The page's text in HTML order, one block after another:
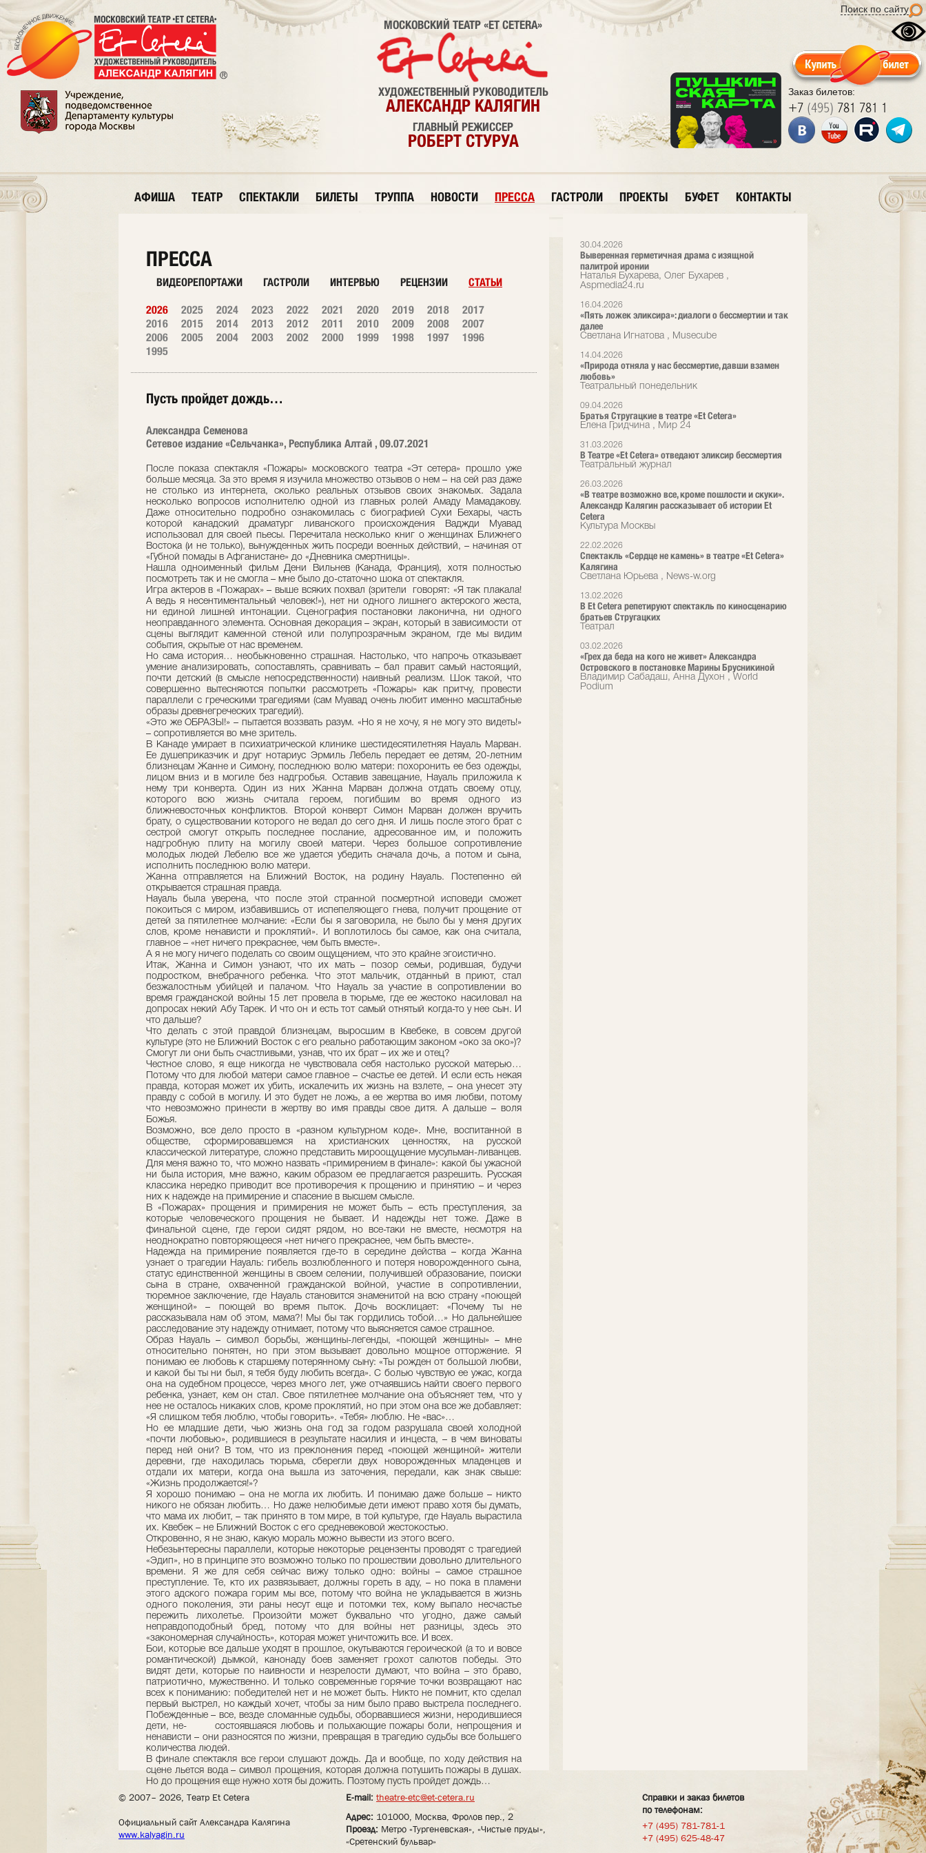
Поиск по сайту
Заказ билетов:
+7 (495) 781 781 1
МОСКОВСКИЙ ТЕАТР «ET CETERA»
ХУДОЖЕСТВЕННЫЙ РУКОВОДИТЕЛЬ
АЛЕКСАНДР КАЛЯГИН
ГЛАВНЫЙ РЕЖИССЕР
РОБЕРТ СТУРУА
АФИША ТЕАТР СПЕКТАКЛИ БИЛЕТЫ ТРУППА НОВОСТИ ПРЕССА ГАСТРОЛИ ПРОЕКТЫ БУФЕТ КОНТАКТЫ
30.04.2026
Выверенная герметичная драма с изящной
палитрой иронии
Наталья Бухарева, Олег Бухарев ,
Аspmedia24.ru
16.04.2026
«Пять ложек эликсира»: диалоги о бессмертии и так
далее
Светлана Игнатова , Musecube
14.04.2026
«Природа отняла у нас бессмертие, давши взамен
любовь»
Театральный понедельник
09.04.2026
Братья Стругацкие в театре «Et Cetera»
Елена Гридчина , Мир 24
31.03.2026
В Театре «Et Cetera» отведают эликсир бессмертия
Театральный журнал
26.03.2026
«В театре возможно все, кроме пошлости и скуки».
Александр Калягин рассказывает об истории Et
Cetera
Культура Москвы
22.02.2026
Спектакль «Сердце не камень» в театре «Et Cetera»
Калягина
Светлана Юрьева , News-w.org
13.02.2026
В Et Cetera репетируют спектакль по киносценарию
братьев Стругацких
Театрал
03.02.2026
«Грех да беда на кого не живет» Александра
Островского в постановке Марины Брусникиной
Владимир Сабадаш, Анна Духон , World
Podium
ПРЕССА
ВИДЕОРЕПОРТАЖИ ГАСТРОЛИ ИНТЕРВЬЮ РЕЦЕНЗИИ СТАТЬИ
2026 2025 2024 2023 2022 2021 2020 2019 2018
2017
2016
2015 2014 2013 2012 2011 2010 2009 2008
2007
2006
2005 2004 2003 2002 2000 1999 1998 1997
1996
1995
Пусть пройдет дождь…
Александра Семенова
Сетевое издание «Сельчанка», Республика Алтай , 09.07.2021
После показа спектакля «Пожары» московского театра «Эт сетера» прошло уже
больше месяца. За это время я изучила множество отзывов о нем – на сей раз даже
не столько из интернета, сколько реальных отзывов своих знакомых. Задала
несколько вопросов исполнителю одной из главных ролей Амаду Мамадакову.
Даже относительно подробно ознакомилась с биографией Сухи Бехары, часть
которой канадский драматург ливанского происхождения Ваджди Муавад
использовал для своей пьесы. Перечитала несколько книг о женщинах Ближнего
Востока (и не только), вынужденных жить посреди военных действий, – начиная от
«Губной помады в Афганистане» до «Дневника смертницы».
Нашла одноименный фильм Дени Вильнев (Канада, Франция), хотя полностью
посмотреть так и не смогла – мне было до-статочно шока от спектакля.
Игра актеров в «Пожарах» – выше всяких похвал (зрители говорят: «Я так плакала!
А ведь я несентиментальный человек!»), нет ни одного лишнего актерского жеста,
ни единой лишней интонации. Сценография постановки лаконична, ни одного
неоправданного элемента. Основная декорация – экран, который в зависимости от
сцены выглядит каменной стеной или полупрозрачным экраном, где мы видим
события, скрытые от нас временем.
Но сама история… необыкновенно страшная. Настолько, что напрочь отказывает
умение анализировать, сопоставлять, сравнивать – бал правит самый настоящий,
почти детский (в смысле непосредственности) наивный реализм. Шок такой, что
совершенно вытесняются попытки рассмотреть «Пожары» как притчу, провести
параллели с греческими трагедиями (сам Муавад очень любит именно масштабные
образы древнегреческих трагедий).
«Это же ОБРАЗЫ!» – пытается воззвать разум. «Но я не хочу, я не могу это видеть!»
– сопротивляется во мне зритель.
В Канаде умирает в психиатрической клинике шестидесятилетняя Науаль Марван.
Ее душеприказчик и друг нотариус Эрмиль Лебель передает ее детям, 20-летним
близнецам Жанне и Симону, последнюю волю матери: похоронить ее без одежды,
лицом вниз и в могиле без надгробья. Оставив завещание, Науаль приложила к
нему три конверта. Один из них Жанна Марван должна отдать своему отцу,
которого всю жизнь считала героем, погибшим во время одного из
ближневосточных конфликтов. Второй конверт Симон Марван должен вручить
брату, о существовании которого не ведал до сего дня. И лишь после этого брат с
сестрой смогут открыть последнее послание, адресованное им, и положить
надгробную плиту на могилу своей матери. Через большое сопротивление
молодых людей Лебелю все же удается убедить сначала дочь, а потом и сына,
исполнить последнюю волю матери.
Жанна отправляется на Ближний Восток, на родину Науаль. Постепенно ей
открывается страшная правда.
Науаль была уверена, что после этой странной посмертной исповеди сможет
покоиться с миром, избавившись от испепеляющего гнева, получит прощение от
детей за пятилетнее молчание: «Если бы я заговорила, не было бы у меня других
слов, кроме ненависти и проклятий». И воплотилось бы самое, как она считала,
главное – «нет ничего прекраснее, чем быть вместе».
А я не могу ничего поделать со своим ощущением, что это крайне эгоистично.
Итак, Жанна и Симон узнают, что их мать – позор семьи, родившая, будучи
подростком, внебрачного ребенка. Что этот мальчик, отданный в приют, стал
безжалостным убийцей и палачом. Что Науаль за участие в сопротивлении во
время гражданской войны 15 лет провела в тюрьме, где ее жестоко насиловал на
допросах некий Абу Тарек. И что он и есть тот самый отнятый когда-то у нее сын. И
что дальше?
Что делать с этой правдой близнецам, выросшим в Квебеке, в совсем другой
культуре (это не Ближний Восток с его реально работающим законом «око за око»)?
Смогут ли они быть счастливыми, узнав, что их брат – их же и отец?
Честное слово, я еще никогда не чувствовала себя настолько русской матерью…
Потому что для любой матери самое главное – счастье ее детей. И если есть некая
правда, которая может их убить, искалечить их жизнь на взлете, – она унесет эту
правду с собой в могилу. И это будет не ложь, а ее жертва во имя любви, потому
что невозможно принести в жертву во имя правды свое дитя. А дальше – воля
Божья.
Возможно, все дело просто в «разном культурном коде». Мне, воспитанной в
обществе, сформировавшемся на христианских ценностях, на русской
классической литературе, сложно представить мироощущение мусульман-ливанцев.
Для меня важно то, что можно назвать «примирением в финале»: какой бы ужасной
ни была история, мне важно, каким образом ее предлагается разрешить. Русская
классика нередко приводит все противоречия к прощению и принятию – и через
них к надежде на примирение и спасение в высшем смысле.
В «Пожарах» прощения и примирения не может быть – есть преступления, за
которые человеческого прощения не бывает. И надежды нет тоже. Даже в
финальной сцене, где герои сидят рядом, но все-таки не вместе, несмотря на
неоднократно повторяющееся «нет ничего прекраснее, чем быть вместе».
Надежда на примирение появляется где-то в середине действа – когда Жанна
узнает о трагедии Науаль: гибель возлюбленного и потеря новорожденного сына,
статус единственной женщины в своем селении, получившей образование, поиски
сына в стране, охваченной гражданской войной, участие в сопротивлении,
тюремное заключение, где Науаль становится знаменитой на всю страну «поющей
женщиной» – поющей во время пыток. Дочь восклицает: «Почему ты не
рассказывала нам об этом, мама?! Мы бы так гордились тобой…» Но дальнейшее
расследование эту надежду отнимает, потому что выясняется самое страшное.
Образ Науаль – символ борьбы, женщины-легенды, «поющей женщины» – мне
относительно понятен, но при этом вызывает довольно мощное отторжение. Я
понимаю ее любовь к старшему потерянному сыну: «Ты рожден от большой любви,
и какой бы ты ни был, я тебя буду любить всегда». С болью чувствую ее ужас, когда
она на судебном процессе, через много лет, уже отчаявшись найти своего первого
ребенка, узнает, кем он стал. Свое пятилетнее молчание она объясняет тем, что у
нее не осталось никаких слов, кроме проклятий, но при этом она все же добавляет:
«Я слишком тебя люблю, чтобы говорить». «Тебя» люблю. Не «вас»…
Но ее младшие дети, чью жизнь она год за годом разрушала своей холодной
«почти любовью», родившиеся в результате насилия и инцеста, – в чем виноваты
перед ней они? В том, что из преклонения перед «поющей женщиной» жители
деревни, где находилась тюрьма, сберегли двух новорожденных младенцев и
отдали их матери, когда она вышла из заточения, передали, как знак свыше:
«Жизнь продолжается!»?
Я хорошо понимаю – она не могла их любить. И понимаю даже больше – никто
никого не обязан любить… Но даже нелюбимые дети имеют право хотя бы думать,
что мама их любит, – так принято в том мире, в той культуре, где Науаль вырастила
их. Квебек – не Ближний Восток с его средневековой жестокостью.
Откровенно, я не знаю, какую мораль можно вывести из этого всего.
Небезынтересны параллели, которые некоторые рецензенты проводят с трагедией
«Эдип», но в принципе это возможно только по прошествии довольно длительного
времени. Я же для себя сейчас вижу только одно: войны – самое страшное
преступление. Те, кто их развязывает, должны гореть в аду, – но пока в пламени
этого адского пожара горим мы все, потому что война не укладывается в жизнь
одного поколения, эти раны несут еще и потомки тех, кому выпало несчастье
пережить лихолетье. Произойти может буквально что угодно, даже самый
неправдоподобный бред, потому что для войны нет разницы, здесь это
«закономерная случайность», которая может уничтожить все. И всех.
Бои, которые все дальше уходят в прошлое, окутываются героической (а то и вовсе
романтической) дымкой, канонаду боев заменяет грохот салютов победы. Это
видят дети, которые по наивности и незрелости думают, что война – это браво,
патриотично, мужественно. И только современные горячие точки возвращают нас
всех к пониманию: победителей нет и не может быть. Никто не помнит, кто сделал
первый выстрел, но каждый хочет, чтобы за ним было право выстрела последнего.
Побежденные – все, везде сломанные судьбы, оборвавшиеся жизни, неродившиеся
дети, не- состоявшаяся любовь и полыхающие пожары боли, непрощения и
ненависти – они разносятся по жизни, превращая в трагедию судьбы все большего
количества людей.
В финале спектакля все герои слушают дождь. Да и вообще, по ходу действия на
сцене льется вода – символ прощения, которая должна потушить пожары в душах.
Но до прощения еще нужно хотя бы дожить. Поэтому пусть пройдет дождь…
© 2007– 2026, Театр Et Cetera
Официальный сайт Александра Калягина
www.kalyagin.ru
E-mail: theatre-etc@et-cetera.ru
Адрес: 101000, Москва, Фролов пер., 2
Проезд: Метро «Тургеневская», «Чистые пруды»,
«Сретенский бульвар»
Справки и заказ билетов
по телефонам:
+7 (495) 781-781-1
+7 (495) 625-48-47